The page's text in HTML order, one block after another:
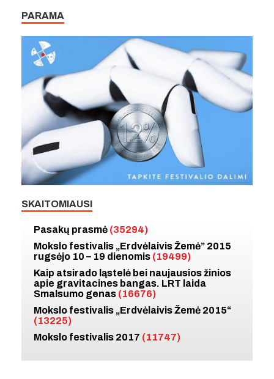
PARAMA
SKAITOMIAUSI
Pasakų prasmė (35294)
Mokslo festivalis „Erdvėlaivis Žemė” 2015
rugsėjo 10 – 19 dienomis (19499)
Kaip atsirado ląstelė bei naujausios žinios
apie gravitacines bangas. LRT laida
Smalsumo genas (16676)
Mokslo festivalis „Erdvėlaivis Žemė 2015“
(13225)
Mokslo festivalis 2017 (11747)